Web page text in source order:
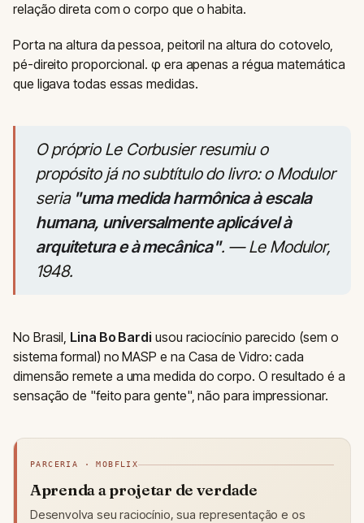
relação direta com o corpo que o habita.
Porta na altura da pessoa, peitoril na altura do cotovelo,
pé-direito proporcional. φ era apenas a régua matemática
que ligava todas essas medidas.
O próprio Le Corbusier resumiu o
propósito já no subtítulo do livro: o Modulor
seria "uma medida harmônica à escala
humana, universalmente aplicável à
arquitetura e à mecânica". —Le Modulor,
1948.
No Brasil, Lina Bo Bardi usou raciocínio parecido (sem o
sistema formal) no MASP e na Casa de Vidro: cada
dimensão remete a uma medida do corpo. O resultado é a
sensação de "feito para gente", não para impressionar.
PARCERIA · MOBFLIX
Aprenda a projetar de verdade
Desenvolva seu raciocínio, sua representação e os